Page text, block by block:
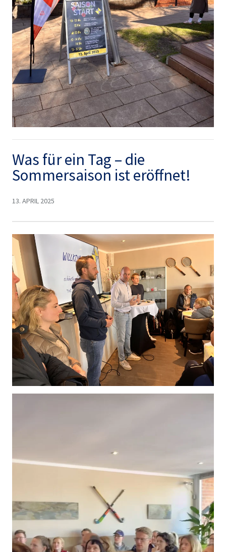
Was für ein Tag – die
Sommersaison ist eröffnet!
13. APRIL 2025